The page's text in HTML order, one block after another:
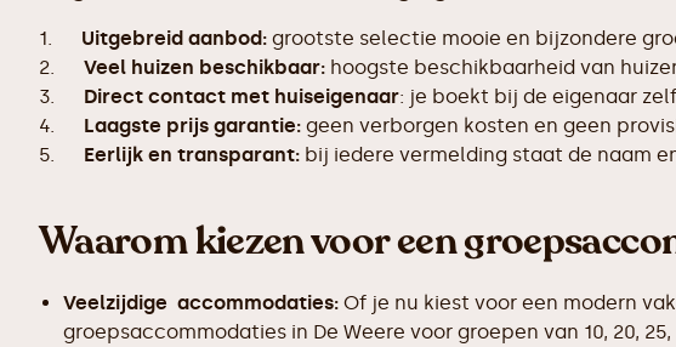
1. Uitgebreid aanbod: grootste selectie mooie en bijzondere
2. Veel huizen beschikbaar: hoogste beschikbaarheid van
3. Direct contact met huiseigenaar: je boekt bij de eigenaar
4. Laagste prijs garantie: geen verborgen kosten en geen
5. Eerlijk en transparant: bij iedere vermelding staat de naam
Waarom kiezen voor een
Veelzijdige accommodaties: Of je nu kiest voor een modern
groepsaccommodaties in De Weere voor groepen van 10, 20,